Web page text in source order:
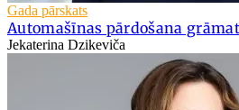
Gada pārskats
Automašīnas pārdošana
Jekaterina Dzikeviča